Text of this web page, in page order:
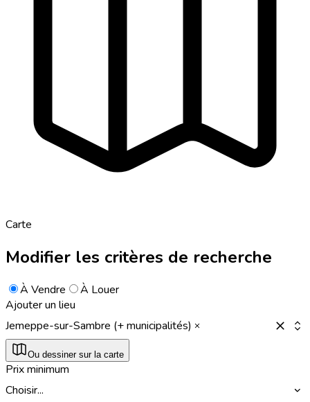
Carte
Modifier les critères de recherche
À Vendre
À Louer
Ajouter un lieu
Jemeppe-sur-Sambre (+ municipalités)
Ou dessiner sur la carte
Prix minimum
Choisir...